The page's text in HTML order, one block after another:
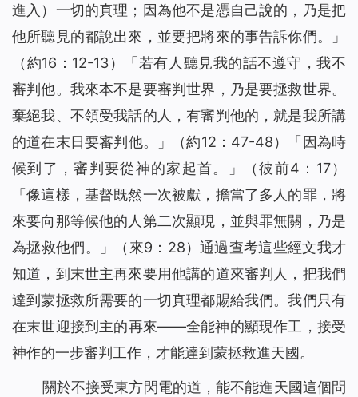
進入）一切的真理；因為他不是憑自己說的，乃是把
他所聽見的都說出來，並要把將來的事告訴你們。
」
（約16：12-13）「 若有人聽見我的話不遵守，我不
審判他。我來本不是要審判世界，乃是要拯救世界。
棄絕我、不領受我話的人，有審判他的，就是我所講
的道在末日要審判他。
」（約12：47-48）「因為時
候到了，審判要從神的家起首。」（彼前4：17）
「像這樣，基督既然一次被獻，擔當了多人的罪，將
來要向那等候他的人第二次顯現，並與罪無關，乃是
為拯救他們。」（來9：28）通過查考這些經文我才
知道， 到末世主再來要用他講的道來審判人，把我們
達到蒙拯救所需要的一切真理都賜給我們。我們只有
在末世迎接到主的再來——全能神的顯現作工，接受
神作的一步審判工作，才能達到蒙拯救進天國。
關於不接受東方閃電的道，能不能進天國這個問